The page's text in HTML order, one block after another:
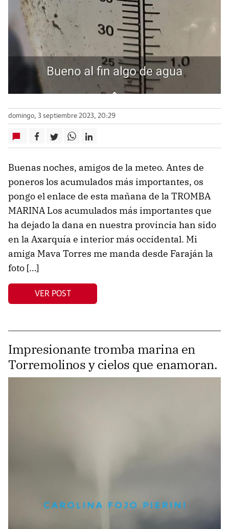
domingo, 3 septiembre 2023, 20:29
Buenas noches, amigos de la meteo. Antes de
poneros los acumulados más importantes, os
pongo el enlace de esta mañana de la TROMBA
MARINA Los acumulados más importantes que
ha dejado la dana en nuestra provincia han sido
en la Axarquía e interior más occidental. Mi
amiga Mava Torres me manda desde Faraján la
foto […]
VER POST
Impresionante tromba marina en
Torremolinos y cielos que enamoran.